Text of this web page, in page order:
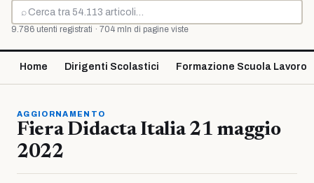
⌕
Cerca
9.786 utenti registrati · 704 mln di pagine viste
Home Dirigenti Scolastici Formazione Scuola Lavoro
AGGIORNAMENTO
Fiera Didacta Italia 21 maggio
2022